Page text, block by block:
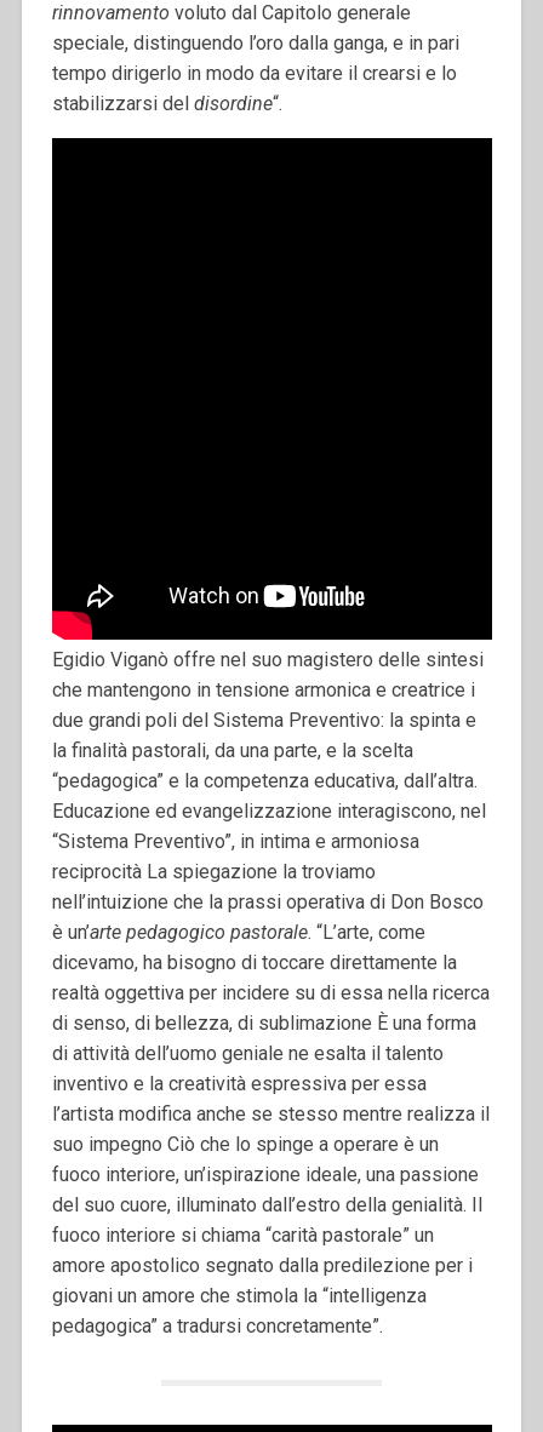
rinnovamento voluto dal Capitolo generale
speciale, distinguendo l’oro dalla ganga, e in pari
tempo dirigerlo in modo da evitare il crearsi e lo
stabilizzarsi del disordine“.
Egidio Viganò offre nel suo magistero delle sintesi
che mantengono in tensione armonica e creatrice i
due grandi poli del Sistema Preventivo: la spinta e
la finalità pastorali, da una parte, e la scelta
“pedagogica” e la competenza educativa, dall’altra.
Educazione ed evangelizzazione interagiscono, nel
“Sistema Preventivo”, in intima e armoniosa
reciprocità La spiegazione la troviamo
nell’intuizione che la prassi operativa di Don Bosco
è un’arte pedagogico pastorale. “L’arte, come
dicevamo, ha bisogno di toccare direttamente la
realtà oggettiva per incidere su di essa nella ricerca
di senso, di bellezza, di sublimazione È una forma
di attività dell’uomo geniale ne esalta il talento
inventivo e la creatività espressiva per essa
l’artista modifica anche se stesso mentre realizza il
suo impegno Ciò che lo spinge a operare è un
fuoco interiore, un’ispirazione ideale, una passione
del suo cuore, illuminato dall’estro della genialità. Il
fuoco interiore si chiama “carità pastorale” un
amore apostolico segnato dalla predilezione per i
giovani un amore che stimola la “intelligenza
pedagogica” a tradursi concretamente”.